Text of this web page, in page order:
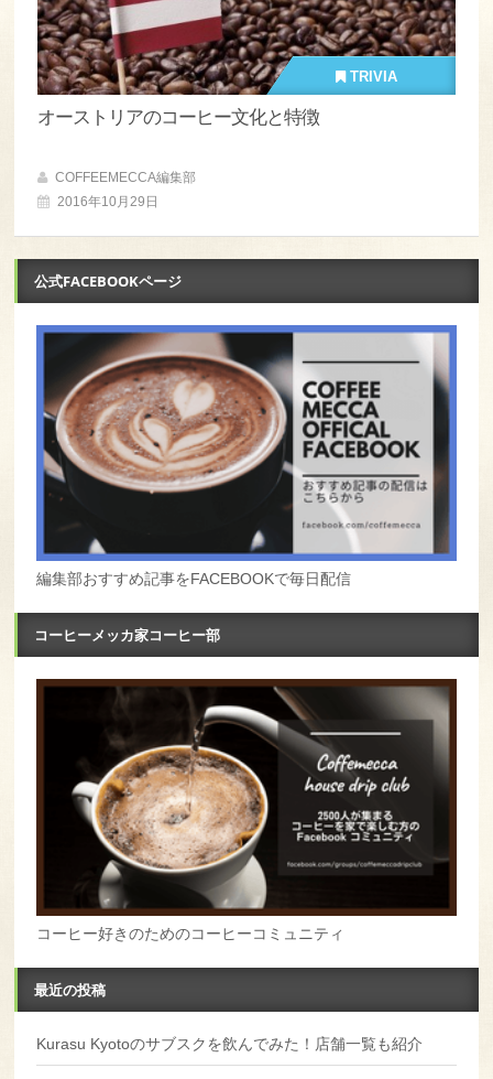
TRIVIA
オーストリアのコーヒー文化と特徴
COFFEEMECCA編集部
2016年10月29日
公式FACEBOOKページ
編集部おすすめ記事をFACEBOOKで毎日配信
コーヒーメッカ家コーヒー部
コーヒー好きのためのコーヒーコミュニティ
最近の投稿
Kurasu Kyotoのサブスクを飲んでみた！店舗一覧も紹介